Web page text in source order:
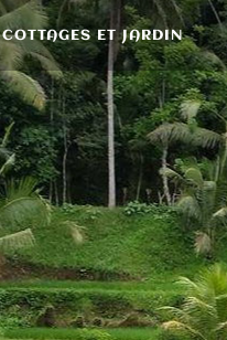
COTTAGES ET JARDIN